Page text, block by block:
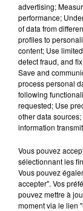
1er août 2026
GAGNEZ
LES
advertising;
performance;
of data from
profiles to
content; Use
detect fraud, and
Save and
process personal
following
requested; Use
other data
information
Vous pouvez
sélectionnant les
Vous pouvez
accepter". Vos
pouvez mettre à
moment via le lien